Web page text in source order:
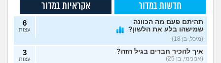
חדשות במדור אקראיות במדור
תהיתם פעם מה הכוונה
שמישהו בלע את הלשון?
(מיכל, בן 18)
6
עצות
איך להכיר חברים בגיל הזה?
(אנונימי, בן 25)
3
עצות